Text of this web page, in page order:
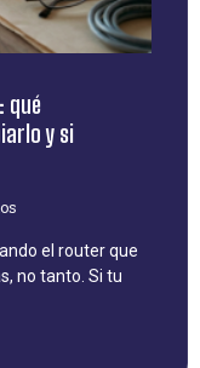
qué
y si
el router que
no tanto. Si tu